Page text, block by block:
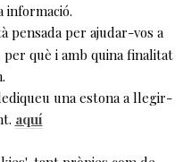
informació.
pensada per ajudar-vos a
què i amb quina finalitat
una estona a llegir-
aquí